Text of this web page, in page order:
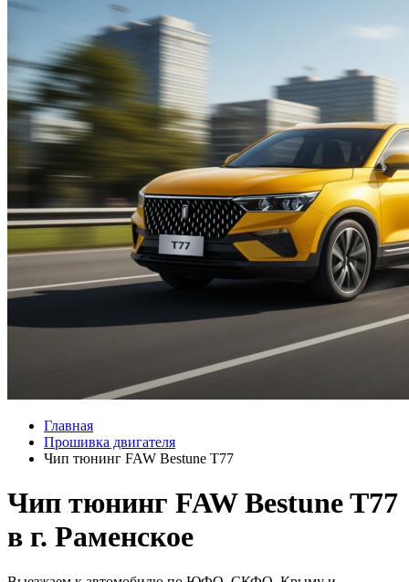
Главная
Прошивка двигателя
Чип тюнинг FAW Bestune T77
Чип тюнинг FAW Bestune T77
в г. Раменское